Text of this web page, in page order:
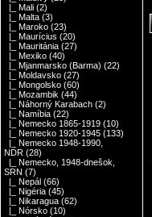
|_ Mali (2)
|_ Malta (3)
|_ Maroko (23)
|_ Maurícius (20)
|_ Mauritánia (27)
|_ Mexiko (40)
|_ Mjanmarsko (Barma) (22)
|_ Moldavsko (27)
|_ Mongolsko (60)
|_ Mozambik (44)
|_ Náhorný Karabach (2)
|_ Namíbia (22)
|_ Nemecko 1865-1919 (10)
|_ Nemecko 1920-1945 (133)
|_ Nemecko 1948-1990,
NDR (28)
|_ Nemecko, 1948-dnešok,
SRN (7)
|_ Nepál (66)
|_ Nigéria (45)
|_ Nikaragua (62)
|_ Nórsko (10)